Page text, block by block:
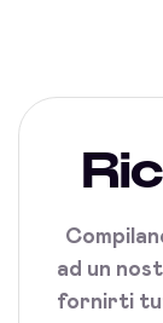
ad un
fornirti